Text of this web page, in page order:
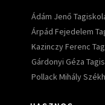
Ádám Jenő
Árpád Fejedelem
Kazinczy Ferenc
Gárdonyi Géza
Pollack Mihály